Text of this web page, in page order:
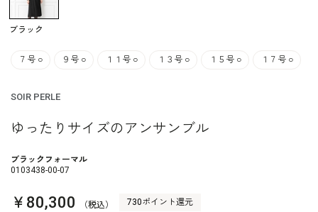
ブラック
７号 ○ ９号 ○ １１号 ○ １３号 ○ １５号 ○ １７号 ○
SOIR PERLE
ゆったりサイズのアンサンブル
ブラックフォーマル
0103438-00-07
￥80,300 （税込） 730ポイント還元